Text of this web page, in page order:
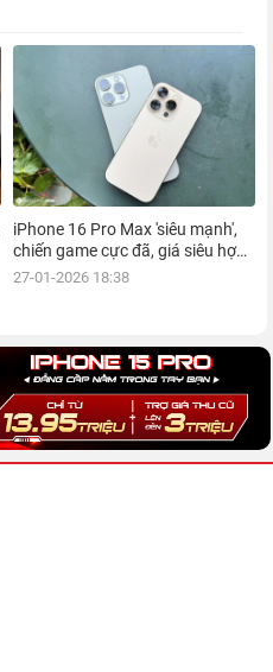
iPhone 16 Pro Max 'siêu mạnh',
chiến game cực đã, giá siêu hợp
lý, mua ngay!
27-01-2026 18:38